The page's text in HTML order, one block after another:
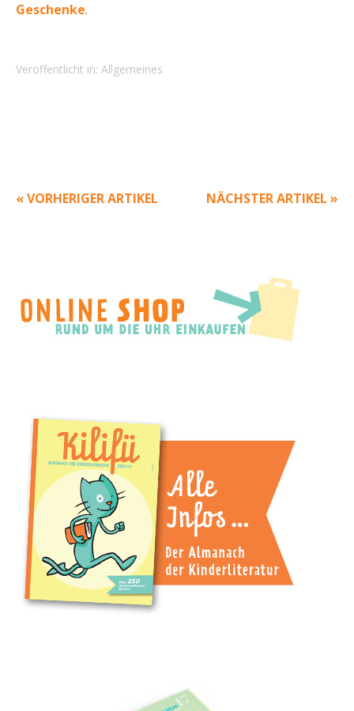
Geschenke.
Veröffentlicht in: Allgemeines
NÄCHSTER ARTIKEL »
« VORHERIGER ARTIKEL